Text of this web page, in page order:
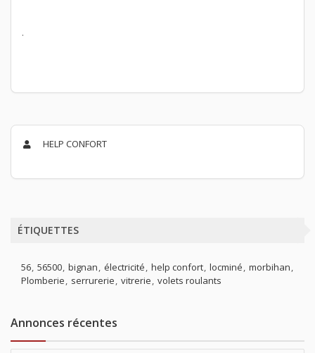
.
HELP CONFORT
ÉTIQUETTES
56 56500 bignan électricité help confort locminé morbihan
Plomberie
serrurerie vitrerie volets roulants
Annonces récentes